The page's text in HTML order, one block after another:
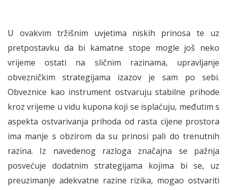
U ovakvim tržišnim uvjetima niskih prinosa te uz
pretpostavku da bi kamatne stope mogle još neko
vrijeme ostati na sličnim razinama, upravljanje
obvezničkim strategijama izazov je sam po sebi.
Obveznice kao instrument ostvaruju stabilne prihode
kroz vrijeme u vidu kupona koji se isplaćuju, međutim s
aspekta ostvarivanja prihoda od rasta cijene prostora
ima manje s obzirom da su prinosi pali do trenutnih
razina. Iz navedenog razloga značajna se pažnja
posvećuje dodatnim strategijama kojima bi se, uz
preuzimanje adekvatne razine rizika, mogao ostvariti